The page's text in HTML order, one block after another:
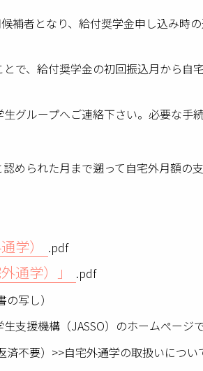
補者となり、給付奨学金申し込み時
で、給付奨学金の初回振込月から自
グループへご連絡下さい。必要な手
られた月まで遡って自宅外月額の支
学） .pdf
通学）」
.pdf
写し）
援機構（JASSO）のホームぺージ
不要）>>自宅外通学の取扱いについ